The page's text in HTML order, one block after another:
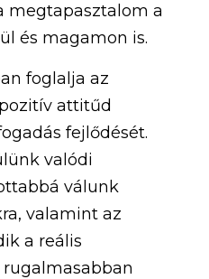
megtapasztalom a
és magamon is.
foglalja az
attitűd
fejlődését.
valódi
válunk
valamint az
a reális